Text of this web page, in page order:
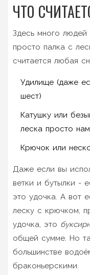
ЧТО
Здесь много
просто палка с
считается любая
Удилище (даже
шест)
Катушку или
леска просто
Крючок или
Даже если вы
ветки и бутылки -
это удочка. А вот
леску с крючком,
удочка, это
общей сумме. Но
большинстве
браконьерскими.